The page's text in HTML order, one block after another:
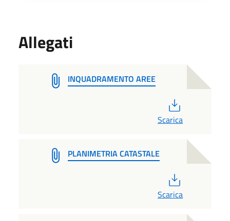
Allegati
INQUADRAMENTO AREE
Scarica
PLANIMETRIA CATASTALE
Scarica